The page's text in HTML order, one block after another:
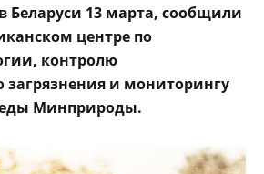
Беларуси 13 марта, сообщили
центре по
контролю
загрязнения и мониторингу
Минприроды.